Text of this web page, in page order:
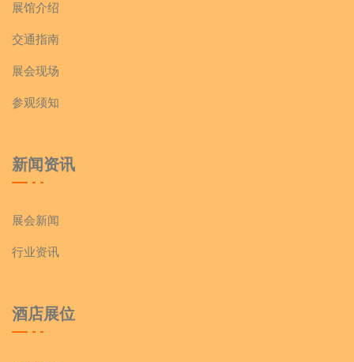
展馆介绍
交通指南
展会现场
参观须知
新闻资讯
展会新闻
行业资讯
酒店展位